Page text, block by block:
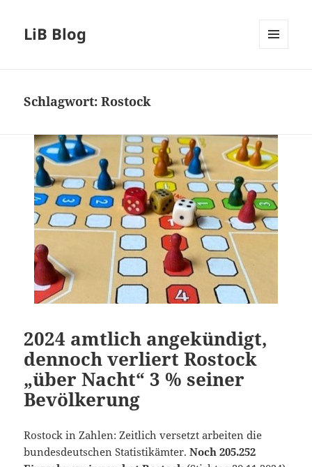
LiB Blog
Schlagwort:Rostock
2024 amtlich angekündigt,
dennoch verliert Rostock
„über Nacht“ 3 % seiner
Bevölkerung
Rostock in Zahlen: Zeitlich versetzt arbeiten die
bundesdeutschen Statistikämter.Noch 205.252